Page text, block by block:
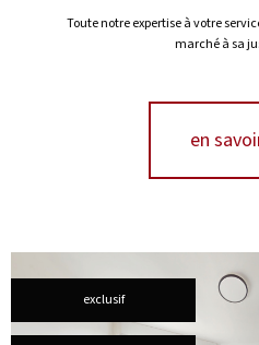
Toute notre expertise à votre
marché à sa
en
exclusif